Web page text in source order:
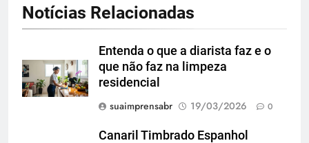
Notícias Relacionadas
Entenda o que a diarista faz e o
que não faz na limpeza
residencial
suaimprensabr
19/03/2026 0
Canaril Timbrado Espanhol